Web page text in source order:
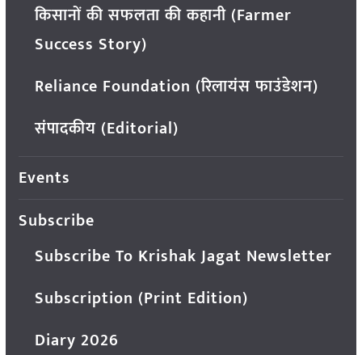
किसानों की सफलता की कहानी (Farmer
Success Story)
Reliance Foundation (रिलायंस फाउंडेशन)
संपादकीय (Editorial)
Events
Subscribe
Subscribe To Krishak Jagat Newsletter
Subscription (Print Edition)
Diary 2026